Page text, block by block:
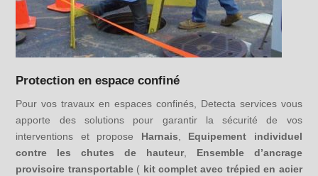
Protection en espace confiné
Pour vos travaux en espaces confinés, Detecta services vous
apporte des solutions pour garantir la sécurité de vos
interventions et propose Harnais, Equipement individuel
contre les chutes de hauteur, Ensemble d’ancrage
provisoire transportable( kit complet avec trépied en acier